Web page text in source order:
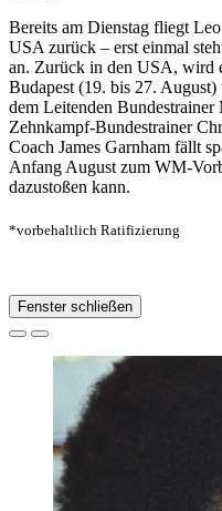
Bereits am Dienstag fliegt
USA zurück – erst einmal
an. Zurück in den USA, wird
Budapest (19. bis 27.
dem Leitenden
Zehnkampf-Bundestrainer
Coach James Garnham fällt
Anfang August zum WM-
dazustoßen kann.
*vorbehaltlich Ratifizierung
Fenster schließen